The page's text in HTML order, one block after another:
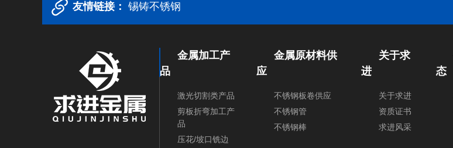
友情链接： 锡铸不锈钢
金属加工产
品
激光切割类产品
剪板折弯加工产
品
压花/坡口铣边
金属原材料供
应
不锈钢板卷供应
不锈钢管
不锈钢棒
关于求
进
关于求进
资质证书
求进风采
态